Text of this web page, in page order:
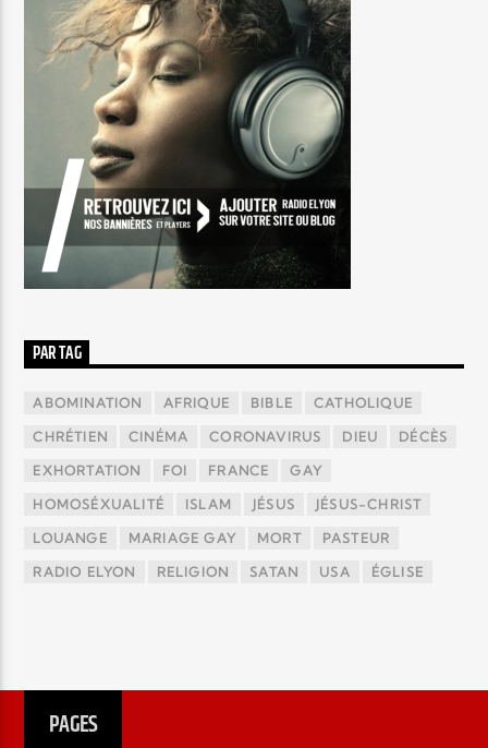
PAR TAG
ABOMINATION AFRIQUE BIBLE CATHOLIQUE
CHRÉTIEN CINÉMA CORONAVIRUS DIEU DÉCÈS
EXHORTATION FOI FRANCE GAY
HOMOSÉXUALITÉ ISLAM JÉSUS JÉSUS-CHRIST
LOUANGE MARIAGE GAY MORT PASTEUR
RADIO ELYON RELIGION SATAN USA ÉGLISE
PAGES